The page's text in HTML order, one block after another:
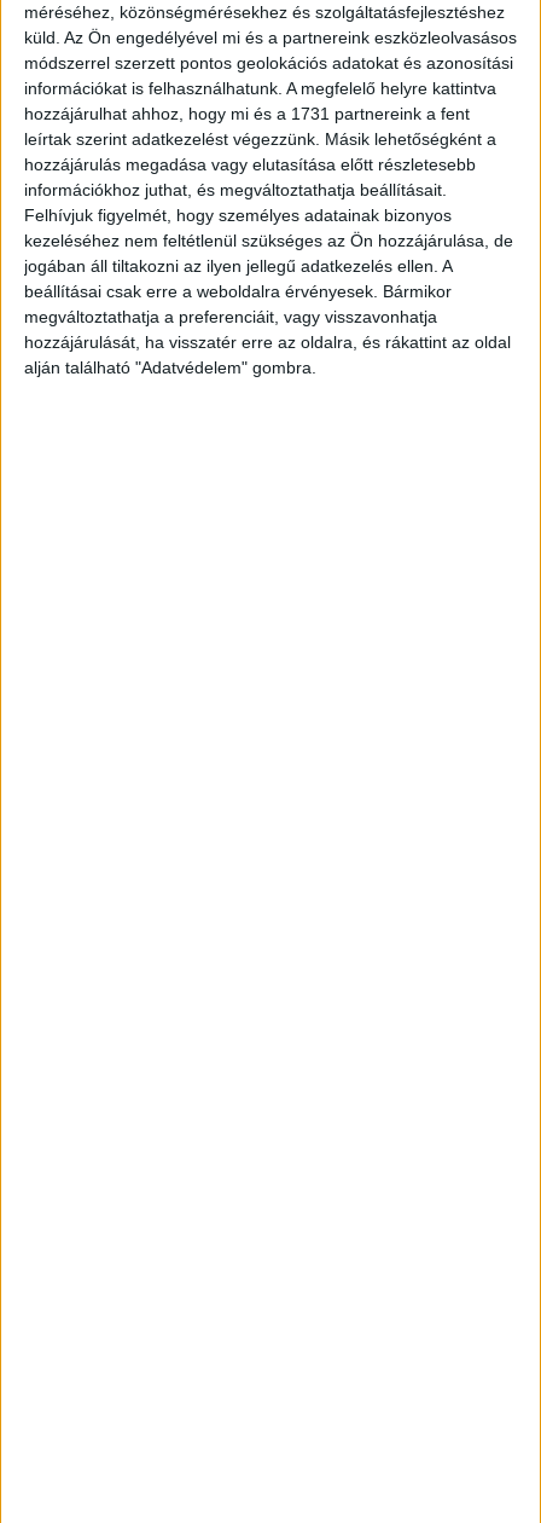
méréséhez, közönségmérésekhez és szolgáltatásfejlesztéshez
küld. Az Ön engedélyével mi és a partnereink eszközleolvasásos
módszerrel szerzett pontos geolokációs adatokat és azonosítási
információkat is felhasználhatunk. A megfelelő helyre kattintva
hozzájárulhat ahhoz, hogy mi és a 1731 partnereink a fent
leírtak szerint adatkezelést végezzünk. Másik lehetőségként a
hozzájárulás megadása vagy elutasítása előtt részletesebb
információkhoz juthat, és megváltoztathatja beállításait.
Felhívjuk figyelmét, hogy személyes adatainak bizonyos
kezeléséhez nem feltétlenül szükséges az Ön hozzájárulása, de
jogában áll tiltakozni az ilyen jellegű adatkezelés ellen. A
beállításai csak erre a weboldalra érvényesek. Bármikor
megváltoztathatja a preferenciáit, vagy visszavonhatja
hozzájárulását, ha visszatér erre az oldalra, és rákattint az oldal
alján található "Adatvédelem" gombra.
„Kis kalapot készítettem neki a bundájából”